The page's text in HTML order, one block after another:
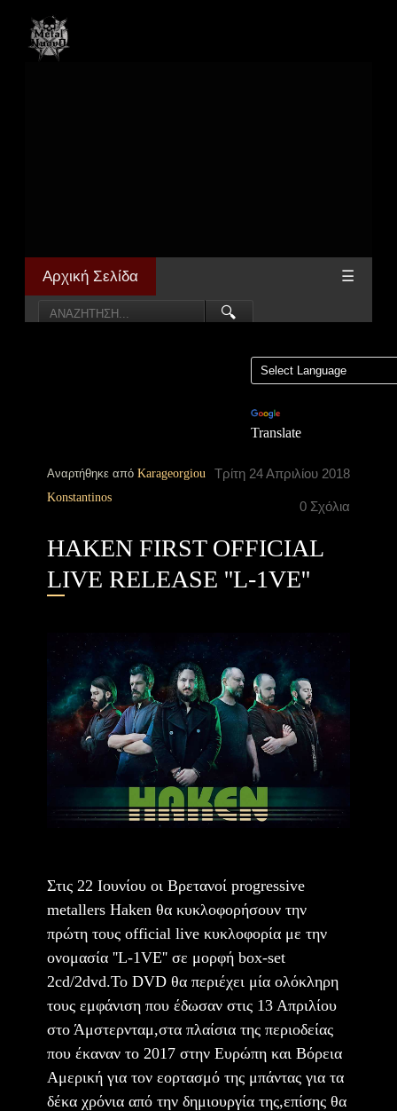
Αρχική Σελίδα ☰
🔍
Translate
Τρίτη 24 Απριλίου 2018
0 Σχόλια
Αναρτήθηκε από Karageorgiou
Konstantinos
HAKEN FIRST OFFICIAL
LIVE RELEASE ''L-1VE''
Στις 22 Ιουνίου οι Βρετανοί progressive
metallers Haken θα κυκλοφορήσουν την
πρώτη τους official live κυκλοφορία με την
ονομασία ''L-1VE'' σε μορφή box-set
2cd/2dvd.Το DVD θα περιέχει μία ολόκληρη
τους εμφάνιση που έδωσαν στις 13 Απριλίου
στο Άμστερνταμ,στα πλαίσια της περιοδείας
που έκαναν το 2017 στην Ευρώπη και Βόρεια
Αμερική για τον εορτασμό της μπάντας για τα
δέκα χρόνια από την δημιουργία της,επίσης θα